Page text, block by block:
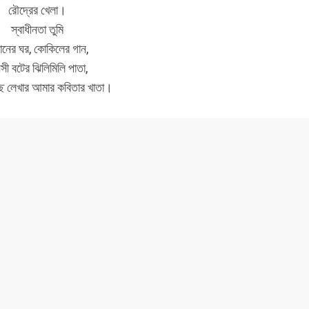
রৌদ্রের খেলা।
স্বাধীনতা তুমি
ঘর, কোকিলের গান,
বটের ঝিলিমিলি পাতা,
লেখার আমার কবিতার খাতা।